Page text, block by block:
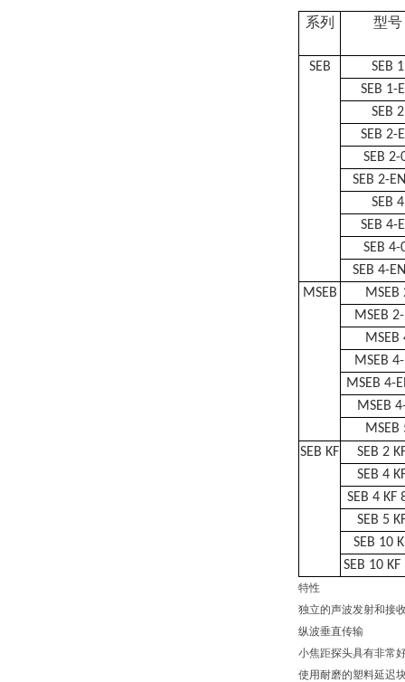
系列 型号
SEB
SEB 1
SEB 1-
SEB 2
SEB 2-
SEB 2-
SEB 2-
SEB 4
SEB 4-
SEB 4-
SEB 4-
MSEB
MSEB
MSEB
MSEB
MSEB
MSEB 4-
MSEB
MSEB
SEB KF
SEB 2
SEB 4
SEB 4 KF
SEB 5
SEB 10
SEB 10 KF
特性
独立的声波发射和接
纵波垂直传输
小焦距探头具有非常
使用耐磨的塑料延迟